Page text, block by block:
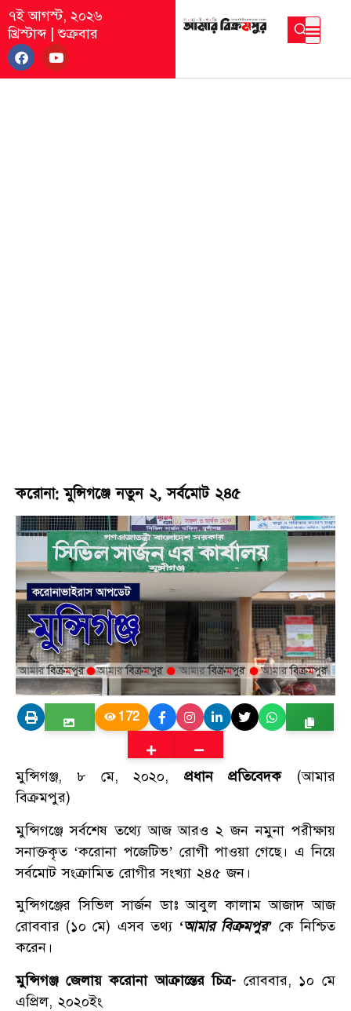
৭ই আগস্ট, ২০২৬
খ্রিস্টাব্দ|শুক্রবার
করোনা: মুন্সিগঞ্জে নতুন ২, সর্বমোট ২৪৫
172
মুন্সিগঞ্জ, ৮ মে, ২০২০, প্রধান প্রতিবেদক(আমার
বিক্রমপুর)
মুন্সিগঞ্জে সর্বশেষ তথ্যে আজ আরও ২ জন নমুনা পরীক্ষায়
সনাক্তকৃত ‘করোনা পজেটিভ’ রোগী পাওয়া গেছে। এ নিয়ে
সর্বমোট সংক্রামিত রোগীর সংখ্যা ২৪৫ জন।
মুন্সিগঞ্জের সিভিল সার্জন ডাঃ আবুল কালাম আজাদ আজ
রোববার (১০ মে) এসব তথ্য ‘আমার বিক্রমপুর’ কে নিশ্চিত
করেন।
মুন্সিগঞ্জ জেলায় করোনা আক্রান্তের চিত্র- রোববার, ১০ মে
এপ্রিল, ২০২০ইং